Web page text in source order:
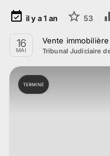
il y a1 an 53
16
MAI
Vente
Tribunal Judiciaire
TERMINÉ